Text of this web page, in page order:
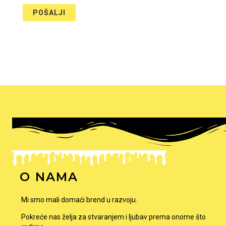
O NAMA
Mi smo mali domaći brend u razvoju.
Pokreće nas želja za stvaranjem i ljubav prema onome što